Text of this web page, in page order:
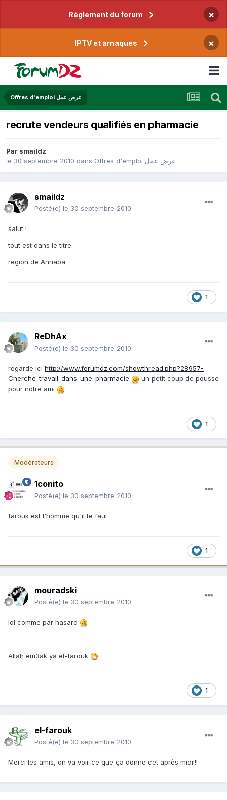
Règlement du forum ×
IPTV et arnaques ×
Offres d'emploi عرض عمل
recrute vendeurs qualifiés en pharmacie
Par smaildz
le 30 septembre 2010 dans Offres d'emploi عرض عمل
smaildz
Posté(e) le 30 septembre 2010
salut !
tout est dans le titre.
region de Annaba
1
ReDhAx
Posté(e) le 30 septembre 2010
regarde ici http://www.forumdz.com/showthread.php?28957-
Cherche-travail-dans-une-pharmacie
un petit coup de pousse
pour notre ami
1
Modérateurs
1conito
Posté(e) le 30 septembre 2010
farouk est l'homme qu'il te faut
1
mouradski
Posté(e) le 30 septembre 2010
lol comme par hasard
Allah em3ak ya el-farouk
1
el-farouk
Posté(e) le 30 septembre 2010
Merci les amis, on va voir ce que ça donne cet après midi!!!